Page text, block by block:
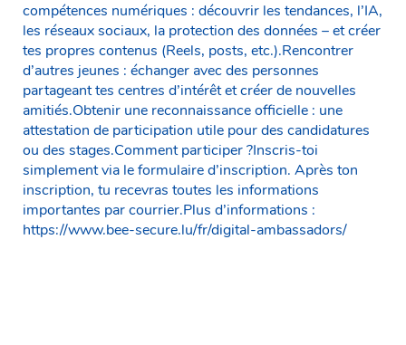
compétences numériques : découvrir les tendances, l’IA,
les réseaux sociaux, la protection des données – et créer
tes propres contenus (Reels, posts, etc.).Rencontrer
d’autres jeunes : échanger avec des personnes
partageant tes centres d’intérêt et créer de nouvelles
amitiés.Obtenir une reconnaissance officielle : une
attestation de participation utile pour des candidatures
ou des stages.Comment participer ?Inscris-toi
simplement via le formulaire d’inscription. Après ton
inscription, tu recevras toutes les informations
importantes par courrier.Plus d’informations :
https://www.bee-secure.lu/fr/digital-ambassadors/